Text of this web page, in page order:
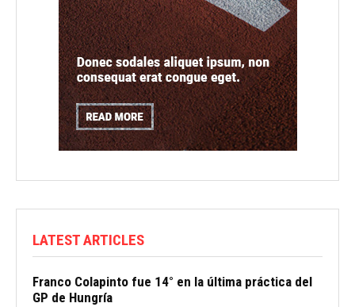
LATEST ARTICLES
Franco Colapinto fue 14° en la última práctica del
GP de Hungría